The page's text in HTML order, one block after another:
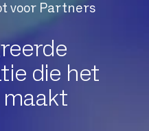
voor Partners
die het
maakt